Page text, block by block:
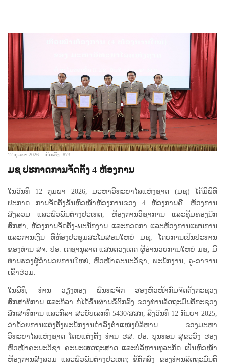
12 ກຸມພາ 2026 ກົດເບິ່ງ: 873
ມຊ ປະກາດການຈັດຕັ້ງ 4 ຫ້ອງການ
ໃນວັນທີ 12 ກຸມພາ 2026, ມະຫາວິທະຍາໄລແຫ່ງຊາດ (ມຊ) ໄດ້ມິພິທີ
ປະກາດ ການຈັດຕັ້ງຂັ້ນຫົວໜ້າຫ້ອງການຂອງ 4 ຫ້ອງການຄື: ຫ້ອງການ
ສັງລວມ ແລະພົວພັນຕ່າງປະເທດ, ຫ້ອງການວິຊາການ ແລະຄຸ້ມຄອງນັກ
ສຶກສາ, ຫ້ອງການຈັດຕັ້ງ-ພະນັກງານ ແລະກວດກາ ແລະຫ້ອງການແຜນການ
ແລະການເງິນ ທີ່ຫ້ອງປະຊຸມສະໂມສອນໃຫຍ່ ມຊ, ໂດຍການເປັນປະທານ
ຂອງທ່ານ ສຈ. ປອ. ເດຊານຸລາດ ແສນດວງເດດ ຜູ້ອຳນວຍການໃຫຍ່ ມຊ, ມີ
ທ່ານຮອງຜູ້ອຳນວຍການໃຫຍ່, ຫົວໜ້າຄະນະວິຊາ, ພະນັກງານ, ຄູ-ອາຈານ
ເຂົ້າຮ່ວມ.
ໃນພິທີ, ທ່ານ ວຽງທອງ ພົນທະຈັກ ຮອງຫົວໜ້າກົມຈັດຕັ້ງກະຊວງ
ສຶກສາທິການ ແລະກິລາ ກໍໄດ້ຂຶ້ນຜ່ານຂໍ້ຕົກລົງ ຂອງທ່ານລັດຖະມົນຕີກະຊວງ
ສຶກສາທິການ ແລະກິລາ ສະບັບເລກທີ 5430/ສສກ, ລົງວັນທີ 12 ກັນຍາ 2025,
ວ່າດ້ວຍການແຕ່ງຕັ້ງພະນັກງານດໍາລົງຕໍາແໜ່ງບໍລິຫານ ຂອງມະຫາ
ວິທະຍາໄລແຫ່ງຊາດ ໂດຍແຕ່ງຕັ້ງ ທ່ານ ຮສ. ປອ. ບຸນທອນ ສຸຂະວົງ ຮອງ
ຫົວໜ້າຄະນະວິຊາ ຄະນະເສດຖະສາດ ແລະບໍລິຫານທຸລະກິດ ເປັນຫົວໜ້າ
ຫ້ອງການສັງລວມ ແລະພົວພັນຕ່າງປະເທດ; ຂໍ້ຕົກລົງ ຂອງທ່ານລັດຖະມົນຕີ